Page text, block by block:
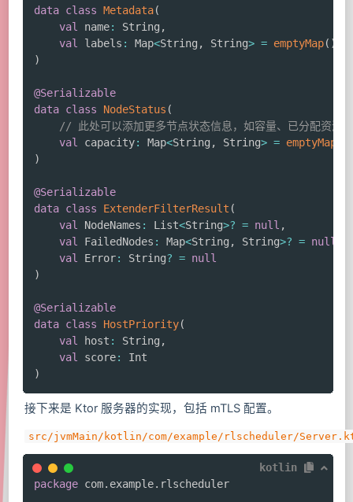
data class Metadata(
val name: String ,
val labels : Map<String , String> = emptyMap( )
)
@Serializable
data class NodeStatus (
// 此处可以添加更多节点状态信息，如容量、已分配资源等
val capacity: Map<String , String> = emptyMap
)
@Serializable
data class ExtenderFilterResult (
val NodeNames : List<String>? = null ,
val FailedNodes : Map<String , String>? = null
val Error: String? = null
)
@Serializable
data class HostPriority(
val host : String ,
val score:
)
接下来是 Ktor 服务器的实现，包括 mTLS 配置。
src/jvmMain/kotlin/com/example/rlscheduler/
kotlin
package com. example. rlscheduler